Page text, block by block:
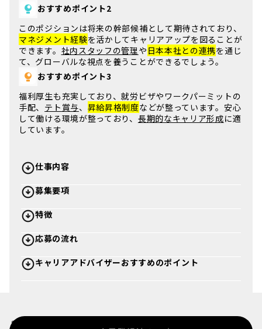
おすすめポイント2
このポジションは将来の幹部候補として期待されており、
マネジメント経験を活かしてキャリアアップを図ることが
できます。 社内スタッフの管理や 日本本社との連携を通じ
て、 グローバルな視点 を養うことができるでしょう。
おすすめポイント3
福利厚生も充実しており、就労ビザやワークパーミットの
手配、 テト賞与、 昇給昇格制度などが整っています。 安心
して働ける環境が整っており、 長期的なキャリア形成に適
しています。
仕事内容
募集要項
特徴
応募の流れ
キャリアアドバイザーおすすめのポイント
%>